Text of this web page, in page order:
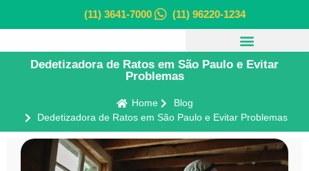
(11) 3641-7000 (11) 96220-1234
Dedetizadora de Ratos em São Paulo e Evitar
Problemas
Home
Blog
Dedetizadora de Ratos em São Paulo e Evitar Problemas